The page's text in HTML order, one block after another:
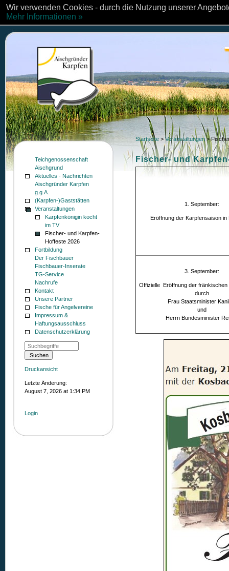
Startseite > Veranstaltungen>
Teichgenossenschaft
Aischgrund
Aktuelles - Nachrichten
Aischgründer Karpfen
g.g.A.
(Karpfen-)Gaststätten
Veranstaltungen
Karpfenkönigin kocht
im TV
Fischer- und Karpfen-
Hoffeste 2026
Fortbildung
Der Fischbauer
Fischbauer-Inserate
TG-Service
Nachrufe
Kontakt
Unsere Partner
Fische für Angelvereine
Impressum &
Haftungsausschluss
Datenschutzerklärung
Druckansicht
Letzte Änderung:
August 7, 2026 at 1:34 PM
Login
Fischer- und
1. September:
Eröffnung der Karpfensaison in
3. September:
Offizielle Eröffnung der fränkischen
durch
Frau Staatsminister
und
Herrn Bundesminister
Wir verwenden Cookies - durch die Nutzung unserer
Mehr Informationen »